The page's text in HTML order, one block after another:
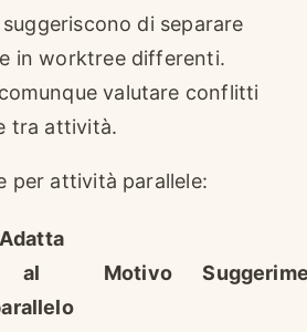
suggeriscono di separare
in worktree differenti.
valutare conflitti
tra attività.
per attività parallele:
Adatta
al
Motivo